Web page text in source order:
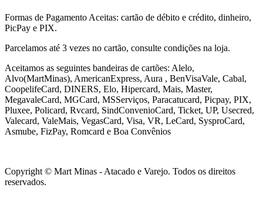
Formas de Pagamento Aceitas: cartão de débito e crédito, dinheiro,
PicPay e PIX.
Parcelamos até 3 vezes no cartão, consulte condições na loja.
Aceitamos as seguintes bandeiras de cartões: Alelo,
Alvo(MartMinas), AmericanExpress, Aura , BenVisaVale, Cabal,
CoopelifeCard, DINERS, Elo, Hipercard, Mais, Master,
MegavaleCard, MGCard, MSServiços, Paracatucard, Picpay, PIX,
Pluxee, Policard, Rvcard, SindConvenioCard, Ticket, UP, Usecred,
Valecard, ValeMais, VegasCard, Visa, VR, LeCard, SysproCard,
Asmube, FizPay, Romcard e Boa Convênios
Copyright © Mart Minas - Atacado e Varejo. Todos os direitos
reservados.